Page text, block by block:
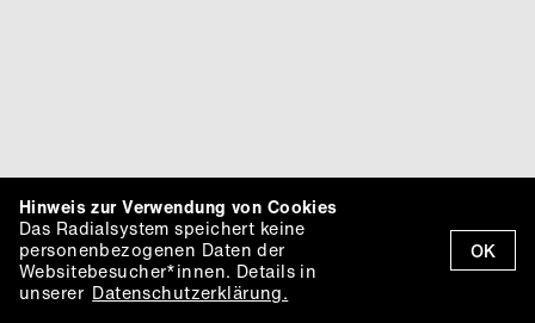
OK
Hinweis zur Verwendung von Cookies
Das Radialsystem speichert keine
personenbezogenen Daten der
Websitebesucher*innen. Details in
unserer Datenschutzerklärung.